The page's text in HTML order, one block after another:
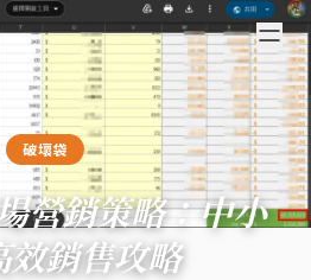
破壞袋
營銷策略：中小
效銷售攻略